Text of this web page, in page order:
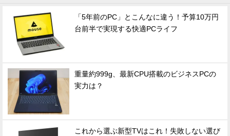
「5年前のPC」とこんなに違う！予算10万円
台前半で実現する快適PCライフ
重量約999g、最新CPU搭載のビジネスPCの
実力は？
これから選ぶ新型TVはこれ！失敗しない選び